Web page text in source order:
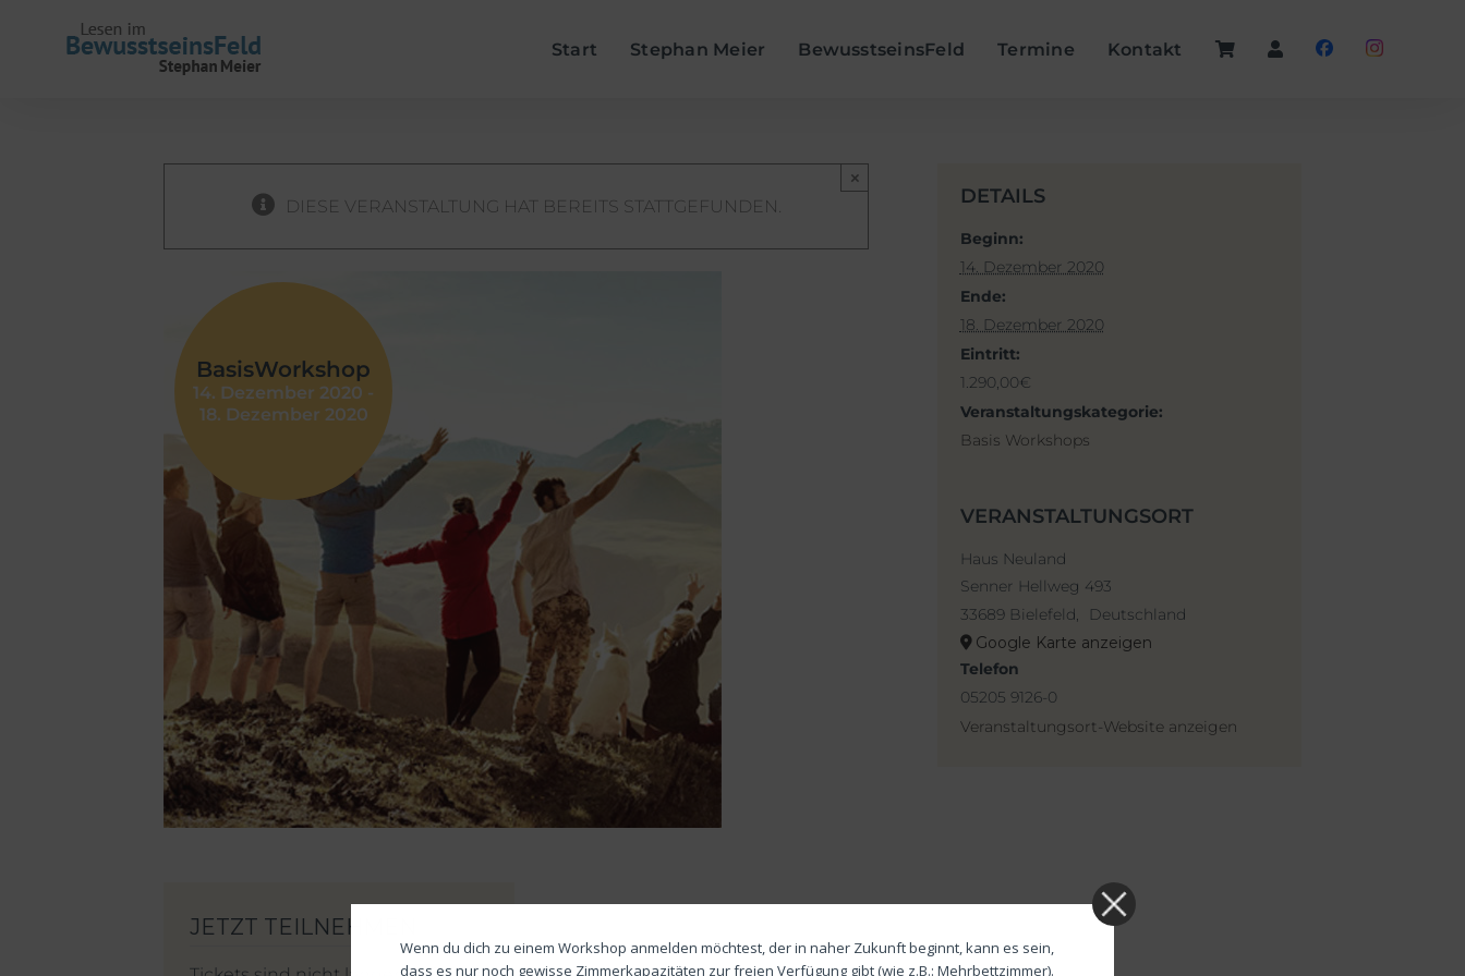
Start Stephan Meier BewusstseinsFeld Termine Kontakt
DIESE VERANSTALTUNG HAT BEREITS STATTGEFUNDEN.
×
BasisWorkshop
14. Dezember 2020 -
18. Dezember 2020
DETAILS
Beginn:
14. Dezember 2020
Ende:
18. Dezember 2020
Eintritt:
1.290,00€
Veranstaltungskategorie:
Basis Workshops
VERANSTALTUNGSORT
Haus Neuland
Senner Hellweg 493
33689 Bielefeld,
Deutschland
Google Karte anzeigen
Telefon
05205 9126-0
Veranstaltungsort-Website anzeigen
Wenn du dich zu einem Workshop anmelden möchtest, der in naher Zukunft beginnt, kann es sein,
dass es nur noch gewisse Zimmerkapazitäten zur freien Verfügung gibt (wie z.B.: Mehrbettzimmer).